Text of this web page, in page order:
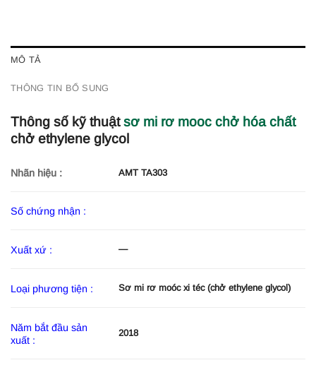
MÔ TẢ
THÔNG TIN BỔ SUNG
Thông số kỹ thuậtsơ mi rơ mooc chở hóa chất
chở ethylene glycol
Nhãn hiệu : AMT TA303
Số chứng nhận :
Xuất xứ : —
Loại phương tiện : Sơ mi rơ moóc xi téc (chở ethylene glycol)
Năm bắt đầu sản
xuất :
2018